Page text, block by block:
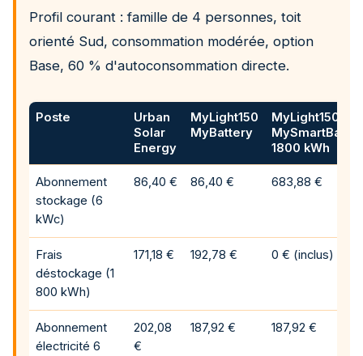
Profil courant : famille de 4 personnes, toit
orienté Sud, consommation modérée, option
Base, 60 % d'autoconsommation directe.
Poste
Urban
Solar
Energy
MyLight150
MyBattery
MyLight150
1800 kWh
Abonnement
stockage (6
kWc)
86,40 € 86,40 € 683,88 €
Frais
déstockage (1
800 kWh)
171,18 € 192,78 € 0 € (inclus)
Abonnement
électricité 6
202,08
€
187,92 € 187,92 €